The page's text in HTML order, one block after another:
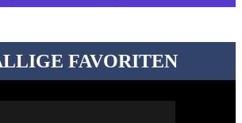
FAVORITEN